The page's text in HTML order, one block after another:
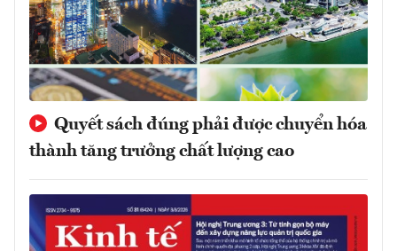
Quyết sách đúng phải được chuyển hóa
thành tăng trưởng chất lượng cao